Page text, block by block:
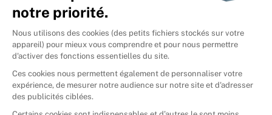
🇪🇸Espagne
🇮🇹Italie
Donner vos livres